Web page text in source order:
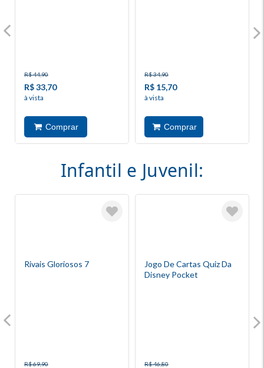
R$ 44,90
R$ 33,70
à vista
R$ 34,90
R$ 15,70
à vista
Infantil e Juvenil:
Rivais Gloriosos 7
R$ 69,90
Jogo De Cartas Quiz Da
Disney Pocket
R$ 46,80